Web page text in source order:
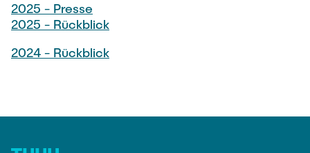
VERANSTALTUNGSORT
MEDIENRÜCKBLICK
2025 - Presse
2025 - Rückblick
2024 - Rückblick